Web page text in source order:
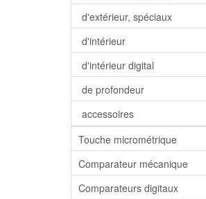
d'extérieur, spéciaux
d'intérieur
d'intérieur digital
de profondeur
accessoires
Touche micrométrique
Comparateur mécanique
Comparateurs digitaux